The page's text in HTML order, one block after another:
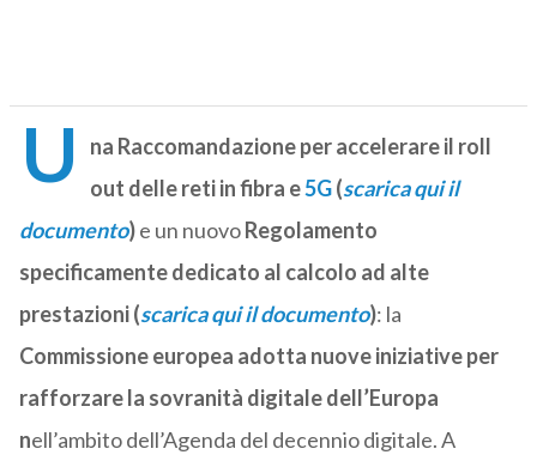
U
na Raccomandazione per accelerare il roll
out delle reti in fibra e5G(scarica qui il
documento)e un nuovoRegolamento
specificamente dedicato al calcolo ad alte
prestazioni (scarica qui il documento): la
Commissione europea adotta nuove iniziative per
rafforzare la sovranità digitale dell’Europa
nell’ambito dell’Agenda del decennio digitale. A